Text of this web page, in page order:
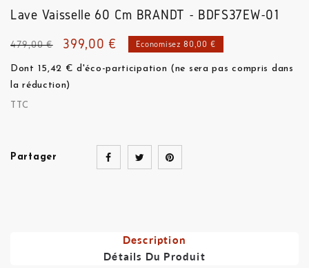
Lave Vaisselle 60 Cm BRANDT - BDFS37EW-01
479,00 € 399,00 € Économisez 80,00 €
Dont 15,42 € d'éco-participation (ne sera pas compris dans
la réduction)
TTC
Partager
Description
Détails Du Produit